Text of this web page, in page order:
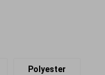
Polyester